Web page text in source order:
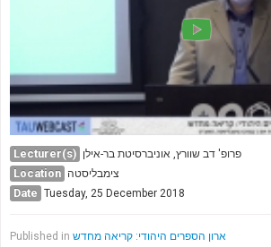
Lecturer(s) פרופ' דב שוורץ, אוניברסיטת בר-אילן
Location צימבליסטה
Date Tuesday, 25 December 2018
Published in ארון הספרים היהודי: קריאה מחדש